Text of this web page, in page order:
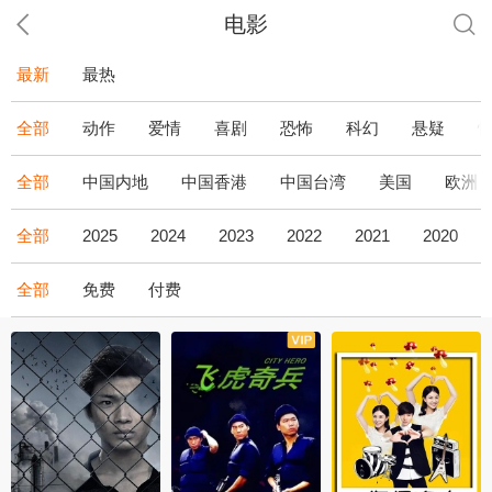
电影
最新 最热
全部 动作 爱情 喜剧 恐怖 科幻 悬疑
全部 中国内地 中国香港 中国台湾 美国 欧洲
全部 2025 2024 2023 2022 2021 2020
全部 免费 付费